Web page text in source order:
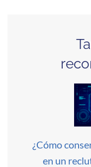
¿Cómo
en un